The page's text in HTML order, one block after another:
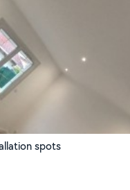
spots